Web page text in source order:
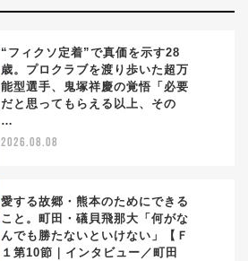
“フィクソ定着”で真価を示す28
歳。プロクラブを渡り歩いた超万
能型選手、鬼塚祥慶の覚悟「必要
だと思ってもらえる以上、その
…
2026.08.08
愛する故郷・熊本のためにできる
こと。町田・礒貝飛那大「何がな
んでも勝たないといけない」【Ｆ
１第10節｜インタビュー／町田